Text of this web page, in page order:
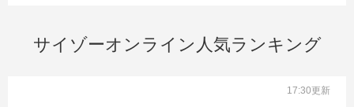
サイゾーオンライン人気ランキング
17:30更新